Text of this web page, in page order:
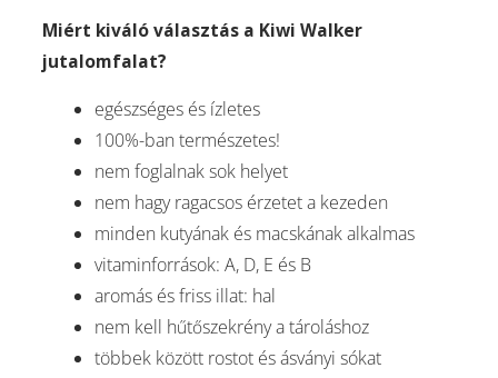
Miért kiváló választás a Kiwi Walker
jutalomfalat?
egészséges és ízletes
100%-ban természetes!
nem foglalnak sok helyet
nem hagy ragacsos érzetet a kezeden
minden kutyának és macskának alkalmas
vitaminforrások: A, D, E és B
aromás és friss illat: hal
nem kell hűtőszekrény a tároláshoz
többek között rostot és ásványi sókat